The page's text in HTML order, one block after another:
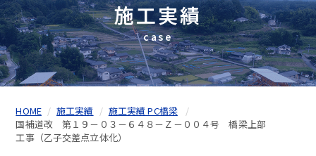
施工実績
case
HOME 施工実績
施工実績 PC橋梁
国補道改 第１９－０３－６４８－Ｚ－００４号 橋梁上部
工事（乙子交差点立体化）